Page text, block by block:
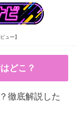
ュー】
どこ？
徹底解説した